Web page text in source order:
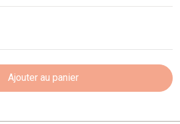
Ajouter au panier